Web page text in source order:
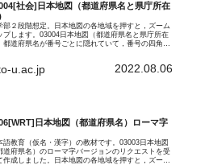
社会]日本地図（都道府県名と県庁所在
部２段階想定。日本地図の各地域を押すと，ズーム
プします。03004日本地図（都道府県名と県庁所在
都道府県名が番号ごとに隠れていて，番号の四角を
u.ac.jp 2022.08.06
日本地図（都道府県名）ローマ字
語教育（仮名・漢字）の教材です。03003日本地図
道府県名）のローマ字バージョンのリクエストを受
作成しました。日本地図の各地域を押すと，ズーム